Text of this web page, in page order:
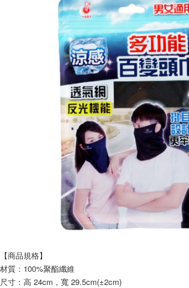
每筆NT$120，滿NT$1,999(含以上)免運費
【商品規格】
材質：100%聚酯纖維
尺寸：高 24cm，寬 29.5cm(±2cm)